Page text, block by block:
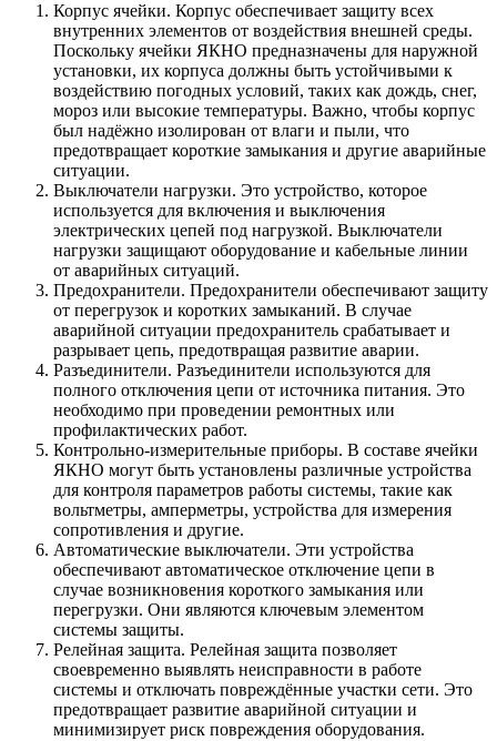
Корпус ячейки. Корпус обеспечивает защиту всех
внутренних элементов от воздействия внешней среды.
Поскольку ячейки ЯКНО предназначены для наружной
установки, их корпуса должны быть устойчивыми к
воздействию погодных условий, таких как дождь, снег,
мороз или высокие температуры. Важно, чтобы корпус
был надёжно изолирован от влаги и пыли, что
предотвращает короткие замыкания и другие аварийные
ситуации.
Выключатели нагрузки. Это устройство, которое
используется для включения и выключения
электрических цепей под нагрузкой. Выключатели
нагрузки защищают оборудование и кабельные линии
от аварийных ситуаций.
Предохранители. Предохранители обеспечивают защиту
от перегрузок и коротких замыканий. В случае
аварийной ситуации предохранитель срабатывает и
разрывает цепь, предотвращая развитие аварии.
Разъединители. Разъединители используются для
полного отключения цепи от источника питания. Это
необходимо при проведении ремонтных или
профилактических работ.
Контрольно-измерительные приборы. В составе ячейки
ЯКНО могут быть установлены различные устройства
для контроля параметров работы системы, такие как
вольтметры, амперметры, устройства для измерения
сопротивления и другие.
Автоматические выключатели. Эти устройства
обеспечивают автоматическое отключение цепи в
случае возникновения короткого замыкания или
перегрузки. Они являются ключевым элементом
системы защиты.
Релейная защита. Релейная защита позволяет
своевременно выявлять неисправности в работе
системы и отключать повреждённые участки сети. Это
предотвращает развитие аварийной ситуации и
минимизирует риск повреждения оборудования.